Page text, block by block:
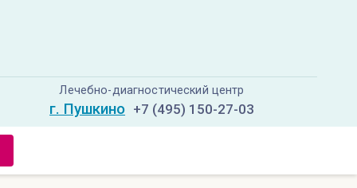
Лечебно-диагностический центр
г. Пушкино +7 (495) 150-27-03